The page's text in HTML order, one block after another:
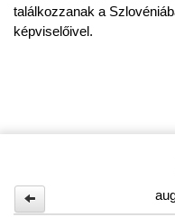
találkozzanak a
képviselőivel.